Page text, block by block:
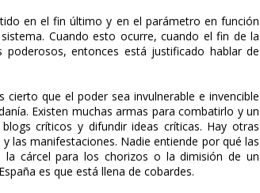
en el fin último y en el parámetro en función
Cuando esto ocurre, cuando el fin de la
entonces está justificado hablar de
que el poder sea invulnerable e invencible
Existen muchas armas para combatirlo y un
críticos y difundir ideas críticas. Hay otras
las manifestaciones. Nadie entiende por qué las
la cárcel para los chorizos o la dimisión de un
es que está llena de cobardes.